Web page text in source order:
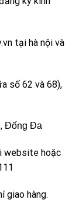
tại hà nội và
số 62 và 68),
Đống Đa
website hoặc
giao hàng.